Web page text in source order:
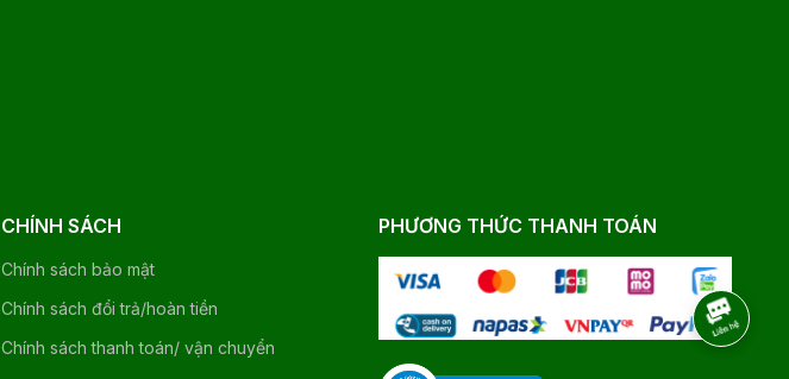
CHÍNH SÁCH
Chính sách bảo mật
Chính sách đổi trả/hoàn tiền
Chính sách thanh toán/ vận chuyển
PHƯƠNG THỨC THANH TOÁN